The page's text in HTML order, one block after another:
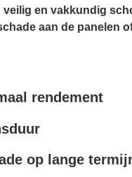
veilig en vakkundig
aan de panelen
rendement
op lange